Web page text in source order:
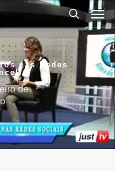
nas Redes
de